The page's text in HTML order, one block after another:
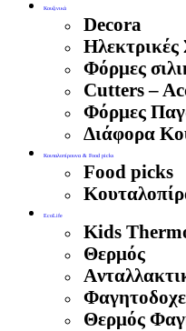
Κουζινικά
Decora
Ηλεκτρικές
Φόρμες
Cutters –
Φόρμες
Διάφορα
Κουταλοπίρουνα & Food picks
Food picks
EcoLife
Kids
Θερμός
Θερμός